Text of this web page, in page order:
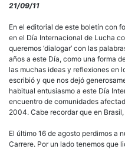
21/09/11
En el editorial de este boletín con
en el Día Internacional de Lucha
queremos ‘dialogar’ con las
años a este Día, como una forma
las muchas ideas y reflexiones en
escribió y que nos dejó
habitual entusiasmo a este Día
encuentro de comunidades
2004. Cabe recordar que en
El último 16 de agosto perdimos a
Carrere. Por un lado tenemos que